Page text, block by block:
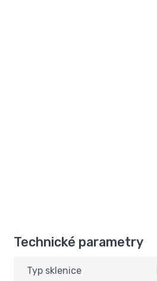
Technické parametry
Typ sklenice